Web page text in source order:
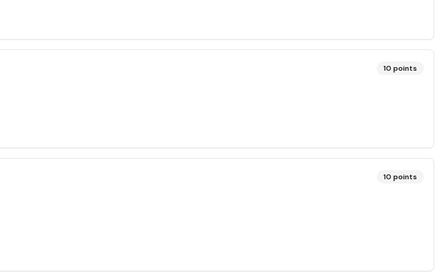
10 points
10 points